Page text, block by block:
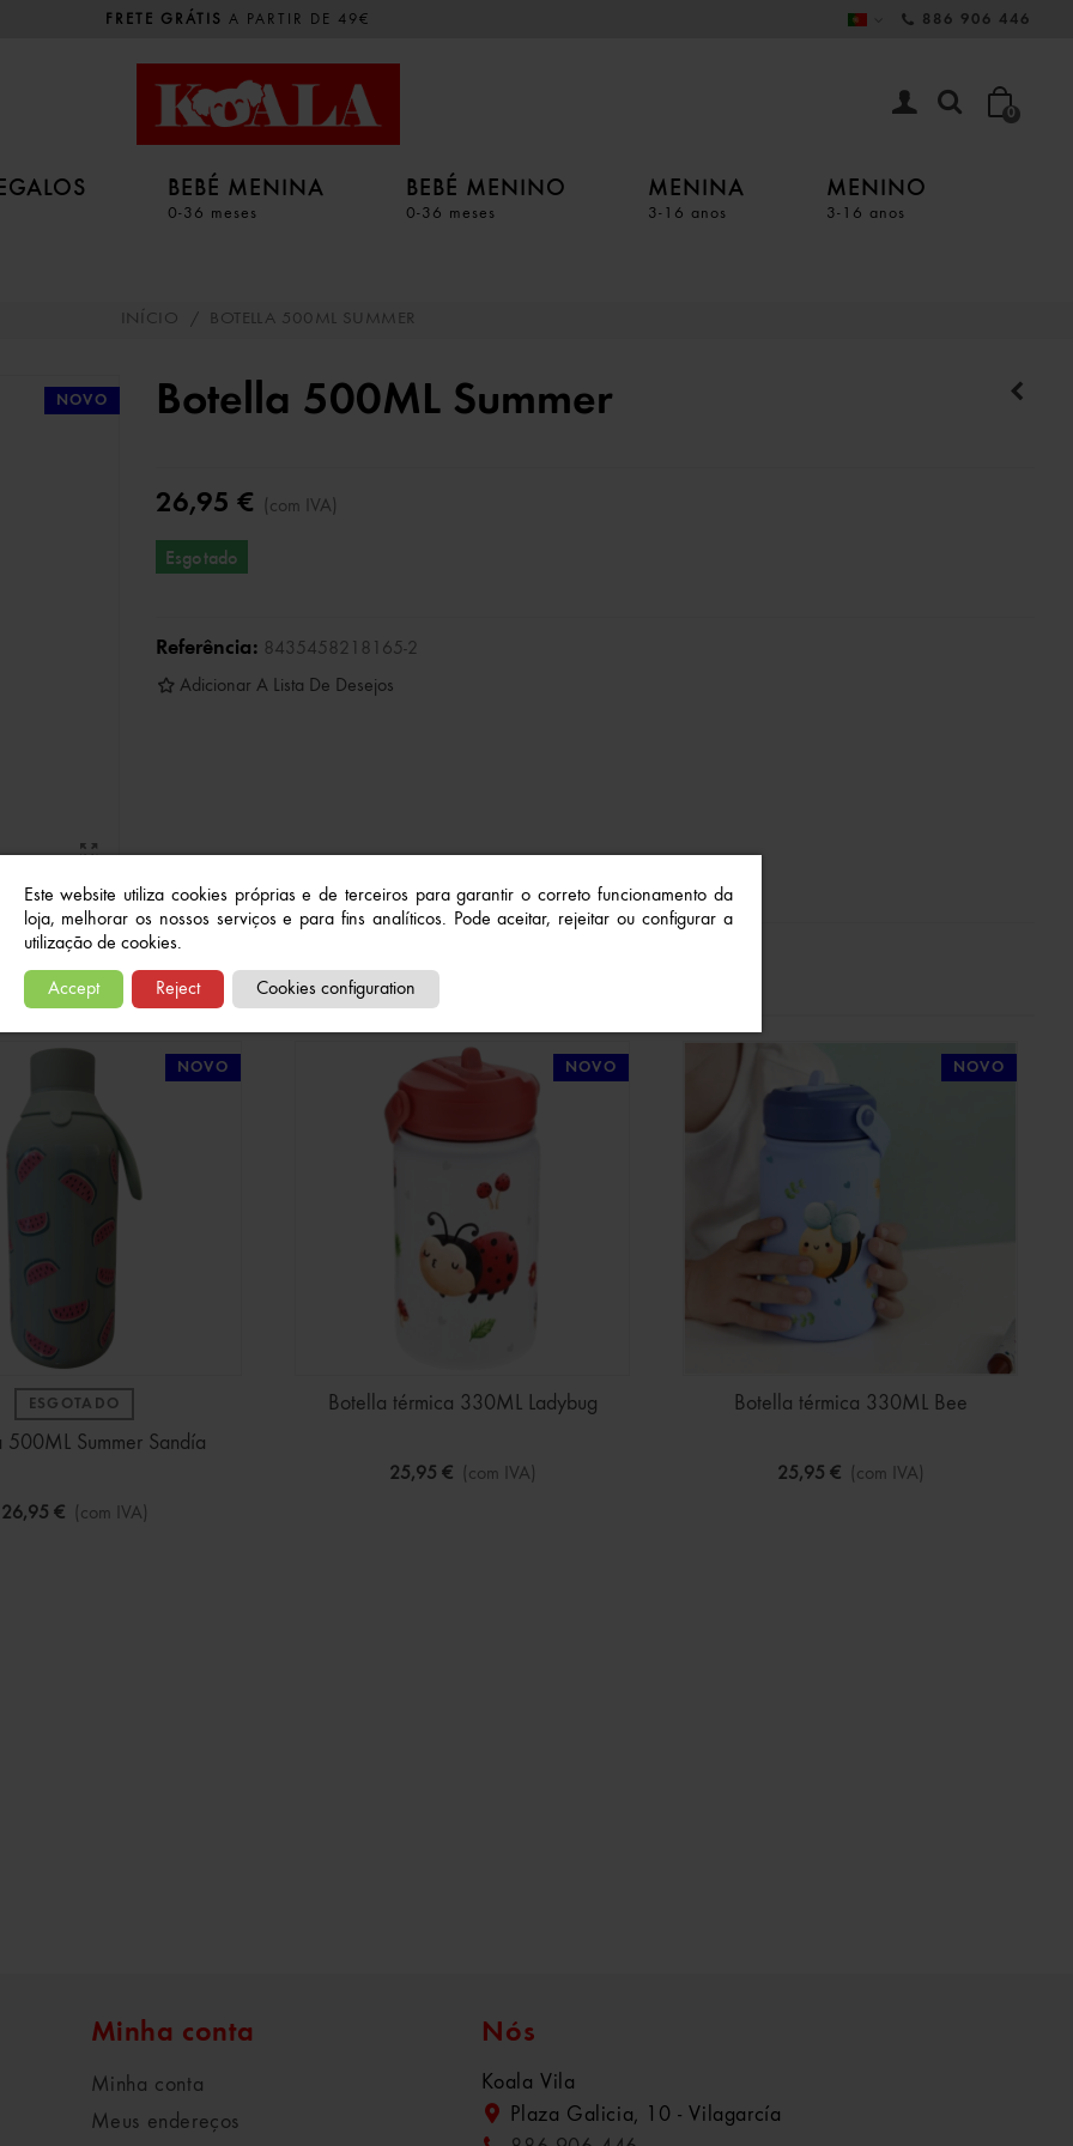
Este website utiliza cookies próprias e de terceiros para garantir o correto funcionamento da
loja, melhorar os nossos serviços e para fins analíticos. Pode aceitar, rejeitar ou configurar a
utilização de cookies.
Accept Reject Cookies configuration
FRETE GRÁTIS A PARTIR DE 49€ 886 906 446
0
BEBÉ MENINA
0-36 meses
BEBÉ MENINO
0-36 meses
MENINA
3-16 anos
MENINO
3-16 anos
INÍCIO / BOTELLA 500ML SUMMER
NOVO Botella 500ML Summer
26,95 € (com IVA)
Esgotado
Referência: 8435458218165-2
Adicionar A Lista De Desejos
Produtos relacionados
NOVO
ESGOTADO
500ML Summer Sandía
26,95 € (com IVA)
NOVO
Botella térmica 330ML Ladybug
25,95 € (com IVA)
NOVO
Botella térmica 330ML Bee
25,95 € (com IVA)
Minha conta
Minha conta
Meus endereços
Nós
Koala Vila
Plaza Galicia, 10 - Vilagarcía